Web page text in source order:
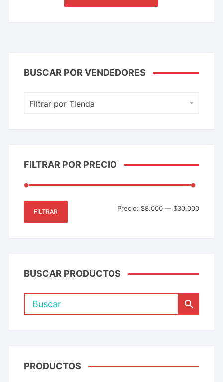
BUSCAR POR VENDEDORES
Filtrar por Tienda
FILTRAR POR PRECIO
FILTRAR Precio: $8.000— $30.000
BUSCAR PRODUCTOS
PRODUCTOS